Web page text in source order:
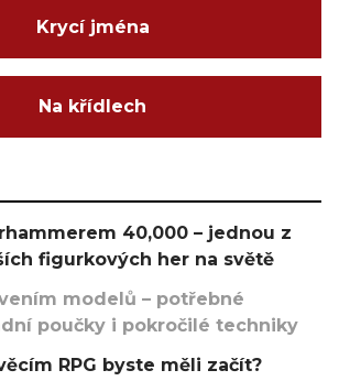
Krycí jména
Na křídlech
40,000 – jednou z
figurkových her na světě
modelů – potřebné
poučky i pokročilé techniky
RPG byste měli začít?